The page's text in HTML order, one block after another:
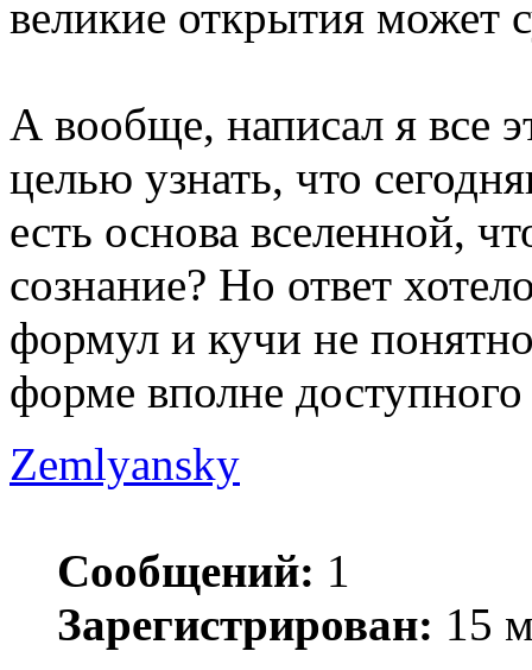
великие открытия может
А вообще, написал я все
целью узнать, что
есть основа вселенной,
сознание? Но ответ
формул и кучи не
форме вполне
Zemlyansky
Сообщений: 1
Зарегистрирован: 15